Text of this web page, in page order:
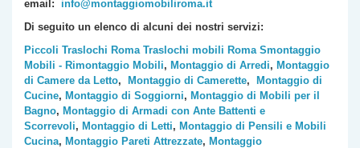
email: info@montaggiomobiliroma.it
Di seguito un elenco di alcuni dei nostri servizi:
Piccoli Traslochi Roma Traslochi mobili Roma Smontaggio
Mobili - Rimontaggio Mobili, Montaggio di Arredi, Montaggio
di Camere da Letto, Montaggio di Camerette,
Montaggio di
Cucine, Montaggio di Soggiorni, Montaggio di Mobili per il
Bagno, Montaggio di Armadi con Ante Battenti e
Scorrevoli, Montaggio di Letti, Montaggio di Pensili e Mobili
Cucina, Montaggio Pareti Attrezzate, Montaggio